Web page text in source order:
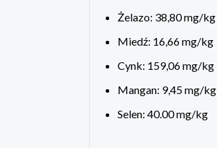
Żelazo: 38,80 mg/kg
Miedź: 16,66 mg/kg
Cynk: 159,06 mg/kg
Mangan: 9,45 mg/kg
Selen: 40.00 mg/kg